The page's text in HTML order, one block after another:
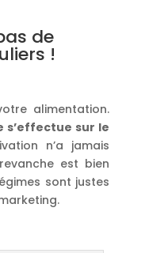
de
!
alimentation.
s’effectue sur le
n’a jamais
est bien
sont justes